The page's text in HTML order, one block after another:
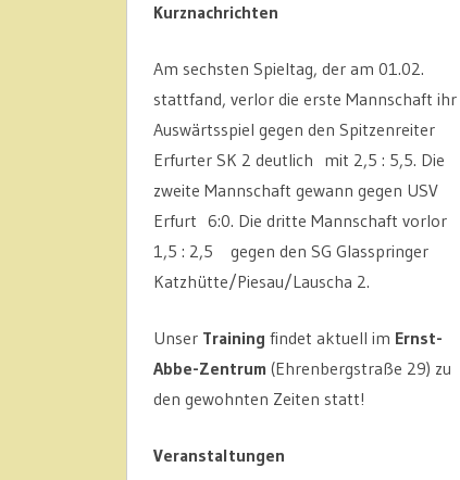
Kurznachrichten
Am sechsten Spieltag, der am 01.02.
stattfand, verlor die erste Mannschaft ihr
Auswärtsspiel gegen den Spitzenreiter
Erfurter SK 2 deutlich mit 2,5 : 5,5. Die
zweite Mannschaft gewann gegen USV
Erfurt 6:0. Die dritte Mannschaft vorlor
1,5 : 2,5 gegen den SG Glasspringer
Katzhütte/Piesau/Lauscha 2.
Unser Training findet aktuell im Ernst-
Abbe-Zentrum (Ehrenbergstraße 29) zu
den gewohnten Zeiten statt!
Veranstaltungen